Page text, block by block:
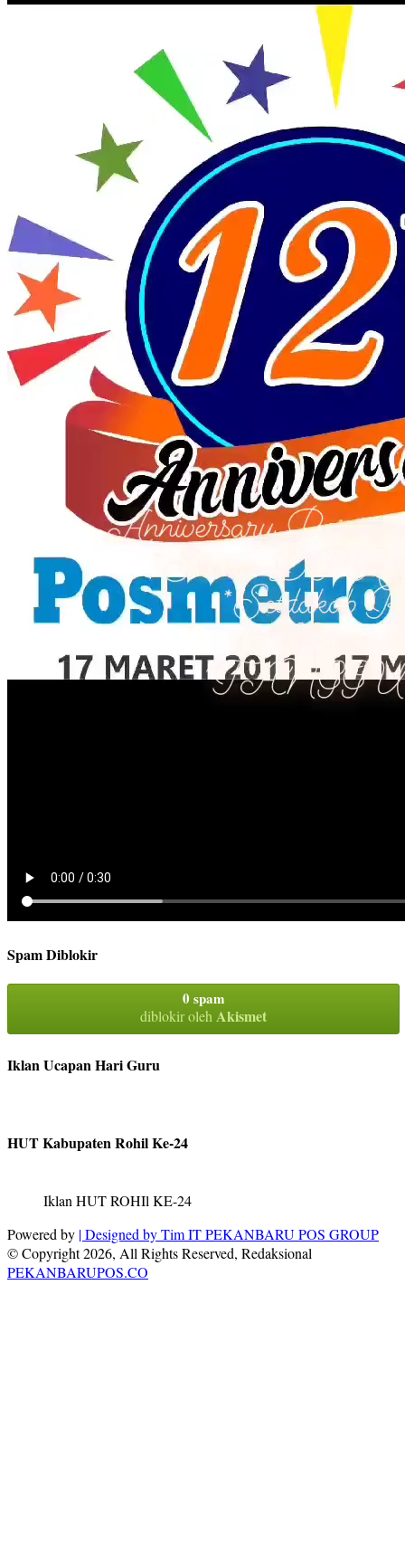
Spam Diblokir
0 spam
diblokir olehAkismet
Iklan Ucapan Hari Guru
HUT Kabupaten Rohil Ke-24
Iklan HUT ROHIl KE-24
Powered by | Designed byTim IT PEKANBARU POS GROUP
© Copyright 2026, All Rights Reserved, Redaksional
PEKANBARUPOS.CO